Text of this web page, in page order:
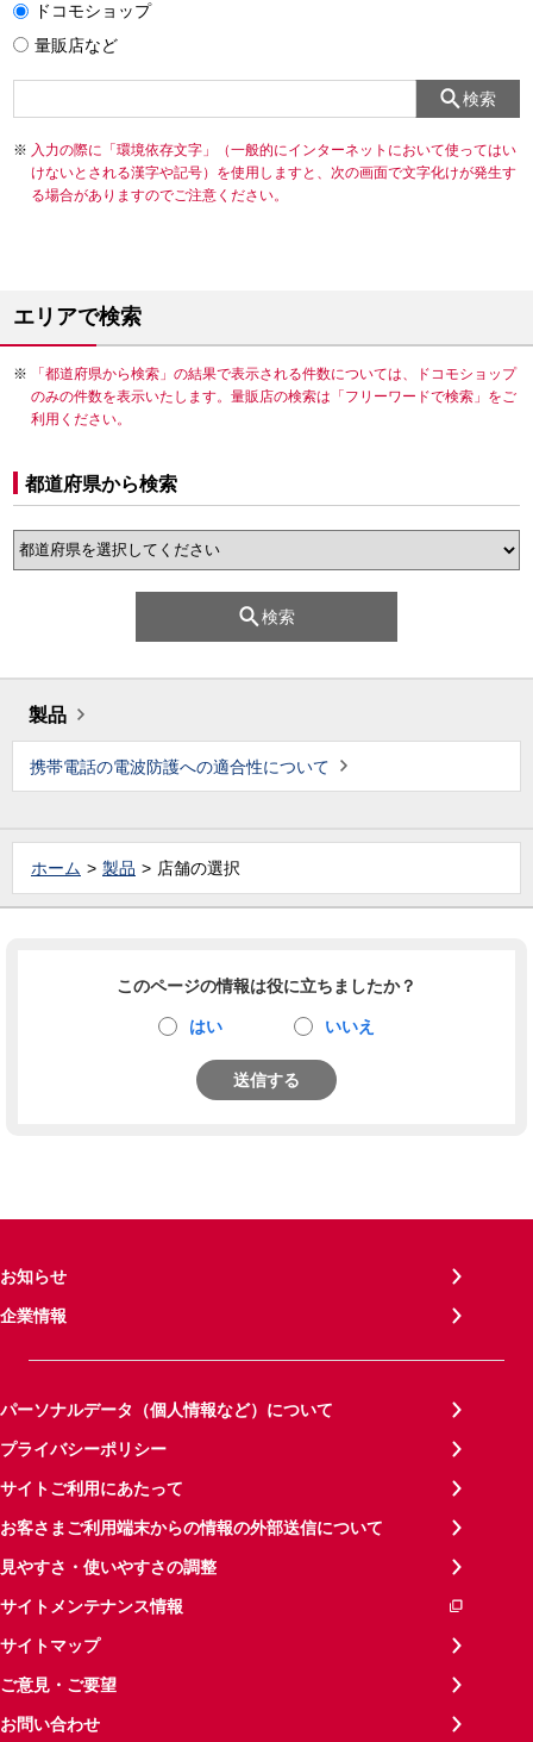
ドコモショップ
量販店など
検索
入力の際に「環境依存文字」（一般的にインターネットにおいて使ってはい
けないとされる漢字や記号）を使用しますと、次の画面で文字化けが発生す
る場合がありますのでご注意ください。
エリアで検索
「都道府県から検索」の結果で表示される件数については、ドコモショップ
のみの件数を表示いたします。量販店の検索は「フリーワードで検索」をご
利用ください。
都道府県から検索
検索
製品
携帯電話の電波防護への適合性について
ホーム 製品 店舗の選択
このページの情報は役に立ちましたか？
はい いいえ
送信する
お知らせ
企業情報
パーソナルデータ（個人情報など）について
プライバシーポリシー
サイトご利用にあたって
お客さまご利用端末からの情報の外部送信について
見やすさ・使いやすさの調整
サイトメンテナンス情報
サイトマップ
ご意見・ご要望
お問い合わせ